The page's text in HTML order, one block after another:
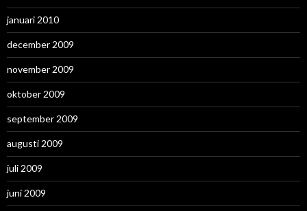
januari 2010
december 2009
november 2009
oktober 2009
september 2009
augusti 2009
juli 2009
juni 2009